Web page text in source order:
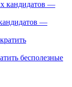
—
бесполезные